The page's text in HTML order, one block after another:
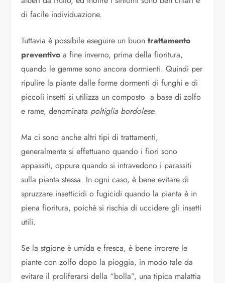
di facile individuazione.
Tuttavia è possibile eseguire un buontrattamento
preventivo a fine inverno, prima della fioritura,
quando le gemme sono ancora dormienti. Quindi per
ripulire la piante dalle forme dormenti di funghi e di
piccoli insetti si utilizza un composto a base di zolfo
e rame, denominata poltiglia bordolese.
Ma ci sono anche altri tipi di trattamenti,
generalmente si effettuano quando i fiori sono
appassiti, oppure quando si intravedono i parassiti
sulla pianta stessa. In ogni caso, è bene evitare di
spruzzare insetticidi o fugicidi quando la pianta è in
piena fioritura, poichè si rischia di uccidere gli insetti
utili.
Se la stgione è umida e fresca, è bene irrorere le
piante con zolfo dopo la pioggia, in modo tale da
evitare il proliferarsi della “bolla”, una tipica malattia